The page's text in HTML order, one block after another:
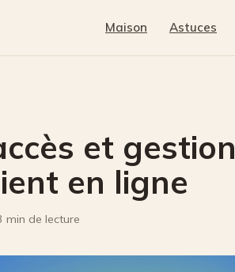
Maison Astuces
et gestion
en ligne
min de lecture